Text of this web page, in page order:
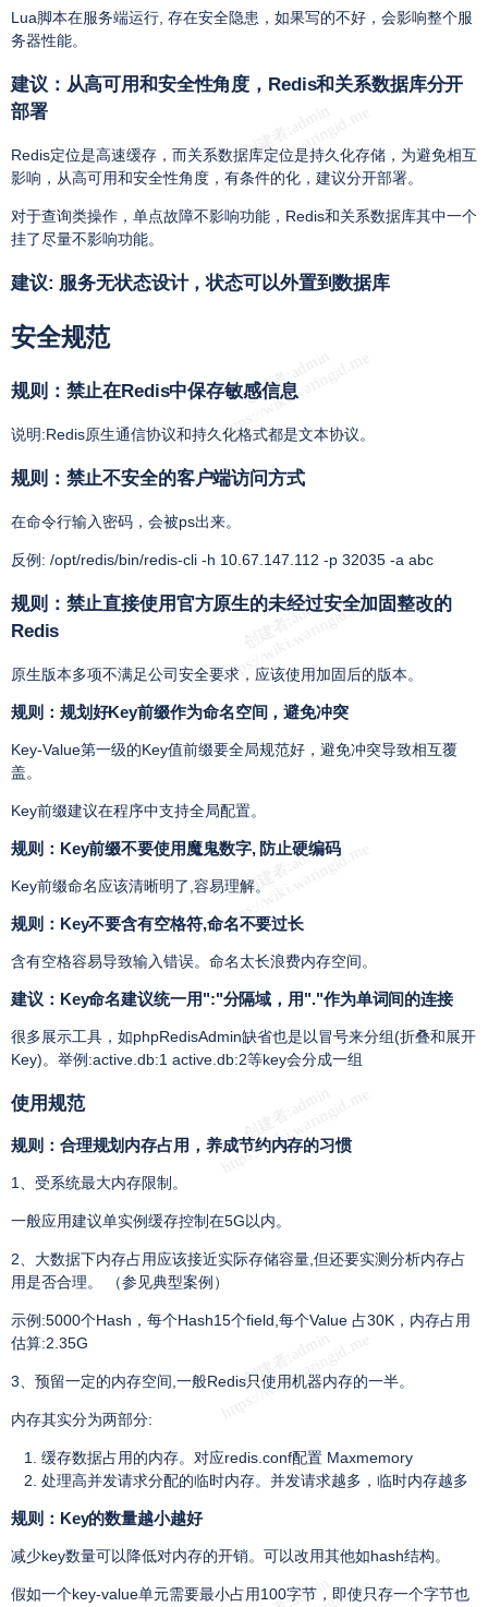
Lua脚本在服务端运行, 存在安全隐患，如果写的不好，会影响整个服
务器性能。
建议：从高可用和安全性角度，Redis和关系数据库分开
部署
Redis定位是高速缓存，而关系数据库定位是持久化存储，为避免相互
影响，从高可用和安全性角度，有条件的化，建议分开部署。
对于查询类操作，单点故障不影响功能，Redis和关系数据库其中一个
挂了尽量不影响功能。
建议: 服务无状态设计，状态可以外置到数据库
安全规范
规则：禁止在Redis中保存敏感信息
说明:Redis原生通信协议和持久化格式都是文本协议。
规则：禁止不安全的客户端访问方式
在命令行输入密码，会被ps出来。
反例: /opt/redis/bin/redis-cli -h 10.67.147.112 -p 32035 -a abc
规则：禁止直接使用官方原生的未经过安全加固整改的
Redis
原生版本多项不满足公司安全要求，应该使用加固后的版本。
规则：规划好Key前缀作为命名空间，避免冲突
Key-Value第一级的Key值前缀要全局规范好，避免冲突导致相互覆
盖。
Key前缀建议在程序中支持全局配置。
规则：Key前缀不要使用魔鬼数字, 防止硬编码
Key前缀命名应该清晰明了,容易理解。
规则：Key不要含有空格符,命名不要过长
含有空格容易导致输入错误。命名太长浪费内存空间。
建议：Key命名建议统一用":"分隔域，用"."作为单词间的连接
很多展示工具，如phpRedisAdmin缺省也是以冒号来分组(折叠和展开
Key)。举例:active.db:1 active.db:2等key会分成一组
使用规范
规则：合理规划内存占用，养成节约内存的习惯
1、受系统最大内存限制。
一般应用建议单实例缓存控制在5G以内。
2、大数据下内存占用应该接近实际存储容量,但还要实测分析内存占
用是否合理。 （参见典型案例）
示例:5000个Hash，每个Hash15个field,每个Value 占30K，内存占用
估算:2.35G
3、预留一定的内存空间,一般Redis只使用机器内存的一半。
内存其实分为两部分:
缓存数据占用的内存。对应redis.conf配置 Maxmemory
处理高并发请求分配的临时内存。并发请求越多，临时内存越多
规则：Key的数量越小越好
减少key数量可以降低对内存的开销。可以改用其他如hash结构。
假如一个key-value单元需要最小占用100字节，即使只存一个字节也